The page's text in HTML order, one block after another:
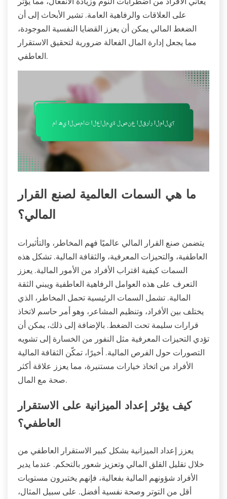
على العلاقات والرفاهية العامة. تشير الأبحاث إلى أن
الضغط المالي يمكن أن يعزز القضايا النفسية الموجودة،
مما يجعل إدارة المال الفعالة ضرورية لتحقيق الاستقرار
العاطفي.
ما هي السمات العالمية لصنع القرار
المالي؟
يتضمن صنع القرار المالي عالميًا فهم المخاطر، والتأثيرات
العاطفية، والتحيزات المعرفية، والثقافة المالية. تشكل هذه
السمات كيفية اقتراب الأفراد من الأمور المالية. يعزز
التعرف على هذه العوامل الرفاهية العاطفية ويبني الثقة
المالية. تشمل السمات الرئيسية تحمل المخاطر، الذي
يختلف بين الأفراد، وتنظيم المشاعر، وهو أمر حاسم لاتخاذ
قرارات سليمة تحت الضغط. بالإضافة إلى ذلك، يمكن أن
تؤدي التحيزات المعرفية مثل النفور من الخسارة إلى تشويه
التصورات حول الفرص المالية. أخيرًا، تمكّن الثقافة المالية
الأفراد من اتخاذ خيارات مستنيرة، مما يعزز علاقة أكثر
صحة مع المال.
كيف يؤثر إعداد الميزانية على الاستقرار
العاطفي؟
يعزز إعداد الميزانية بشكل كبير الاستقرار العاطفي من
خلال تقليل القلق المالي وتعزيز شعور بالتحكم. عندما يدير
الأفراد شؤونهم المالية بفعالية، فإنهم يختبرون مستويات
أقل من التوتر وصحة نفسية أفضل. على سبيل المثال،